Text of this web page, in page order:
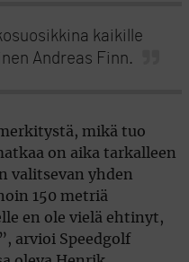
kaikille
Andreas Finn.
mikä tuo
on aika tarkalleen
valitsevan yhden
150 metriä
en ole vielä ehtinyt,
arvioi Speedgolf